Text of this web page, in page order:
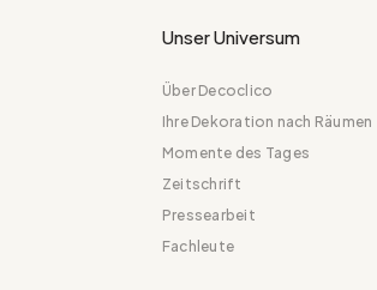
Unser Universum
Über Decoclico
Ihre Dekoration nach Räumen
Momente des Tages
Zeitschrift
Pressearbeit
Fachleute